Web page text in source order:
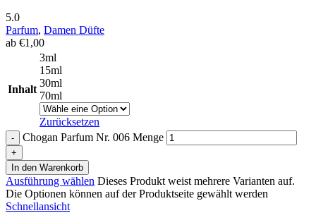
5.0
Parfum, Damen Düfte
ab €1,00
Inhalt
3ml
15ml
30ml
70ml
Zurücksetzen
Chogan Parfum Nr. 006 Menge
In den Warenkorb
Ausführung wählen Dieses Produkt weist mehrere Varianten auf.
Die Optionen können auf der Produktseite gewählt werden
Schnellansicht